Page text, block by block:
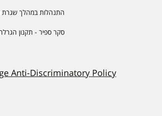
התנהלות במהלך שגרת
סקר ספיר - תקנון
Anti-Discriminatory Policy